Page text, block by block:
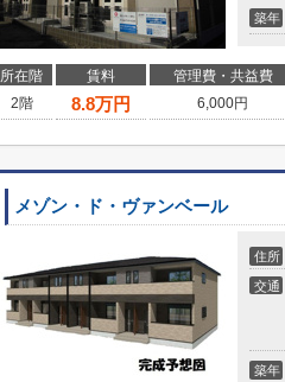
築年
所在階 賃料 管理費・共益費
2階
8.8万円 6,000円
メゾン・ド・ヴァンベール
住所
交通
築年